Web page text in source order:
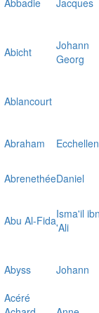
Abicht
Johann
Georg
Ablancourt
Abraham
AbrenethéeDaniel
Abu Al-FidaIsma'il
'Ali
Abyss
Johann
Acéré